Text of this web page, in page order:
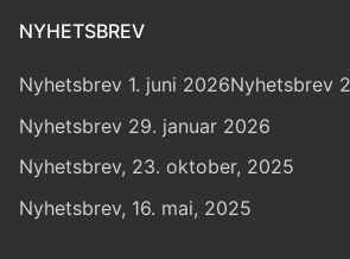
NYHETSBREV
Nyhetsbrev 1. juni 2026Nyhetsbrev
Nyhetsbrev 29. januar 2026
Nyhetsbrev, 23. oktober, 2025
Nyhetsbrev, 16. mai, 2025